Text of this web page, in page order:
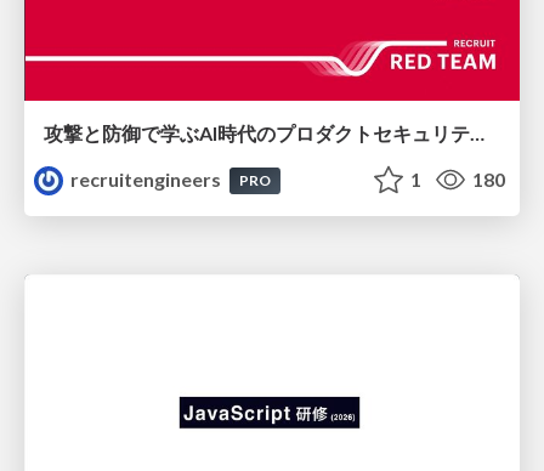
攻撃と防御で学ぶAI時代のプロダクトセキュリティ演習
recruitengineers
PRO 1 180